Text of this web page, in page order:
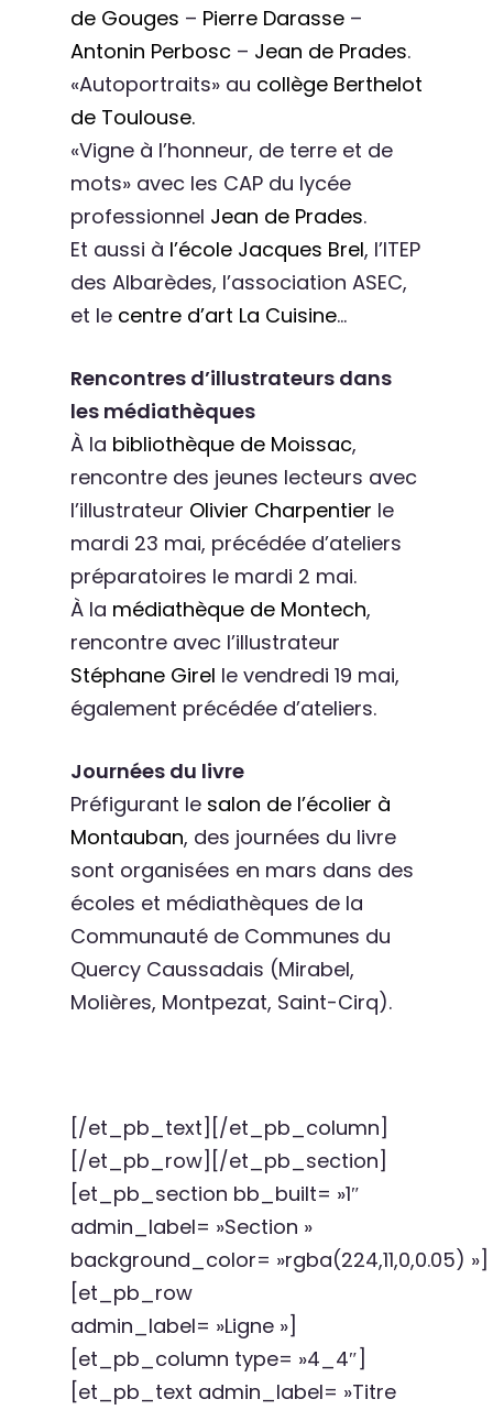
de Gouges – Pierre Darasse –
Antonin Perbosc – Jean de Prades.
«Autoportraits» au collège Berthelot
de Toulouse.
«Vigne à l’honneur, de terre et de
mots» avec les CAP du lycée
professionnel Jean de Prades.
Et aussi à l’école Jacques Brel, l’ITEP
des Albarèdes, l’association ASEC,
et le centre d’art La Cuisine…
Rencontres d’illustrateurs dans
les médiathèques
À la bibliothèque de Moissac,
rencontre des jeunes lecteurs avec
l’illustrateur Olivier Charpentier le
mardi 23 mai, précédée d’ateliers
préparatoires le mardi 2 mai.
À la médiathèque de Montech,
rencontre avec l’illustrateur
Stéphane Girel le vendredi 19 mai,
également précédée d’ateliers.
Journées du livre
Préfigurant le salon de l’écolier à
Montauban, des journées du livre
sont organisées en mars dans des
écoles et médiathèques de la
Communauté de Communes du
Quercy Caussadais (Mirabel,
Molières, Montpezat, Saint-Cirq).
[/et_pb_text][/et_pb_column]
[/et_pb_row][/et_pb_section]
[et_pb_section bb_built= »1″
admin_label= »Section »
background_color= »rgba(224,11,0,0.05) »]
[et_pb_row
admin_label= »Ligne »]
[et_pb_column type= »4_4″]
[et_pb_text admin_label= »Titre